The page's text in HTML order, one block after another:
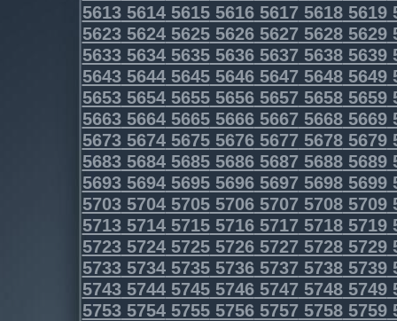
5613561456155616561756185619
5623562456255626562756285629
5633563456355636563756385639
5643564456455646564756485649
5653565456555656565756585659
5663566456655666566756685669
5673567456755676567756785679
5683568456855686568756885689
5693569456955696569756985699
5703570457055706570757085709
5713571457155716571757185719
5723572457255726572757285729
5733573457355736573757385739
5743574457455746574757485749
5753575457555756575757585759